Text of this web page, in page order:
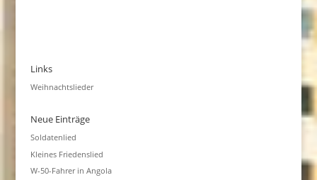
Links
Weihnachtslieder
Neue Einträge
Soldatenlied
Kleines Friedenslied
W-50-Fahrer in Angola